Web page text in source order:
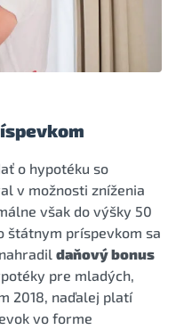
o hypotéku so
v možnosti zníženia
však do výšky 50
štátnym príspevkom sa
daňový bonus
pre mladých,
2018, naďalej platí
vo forme